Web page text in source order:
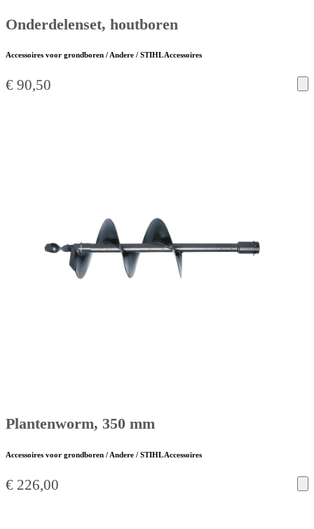
Onderdelenset, houtboren
Accessoires voor grondboren / Andere / STIHL Accessoires
€ 90,50
Plantenworm, 350 mm
Accessoires voor grondboren / Andere / STIHL Accessoires
€ 226,00